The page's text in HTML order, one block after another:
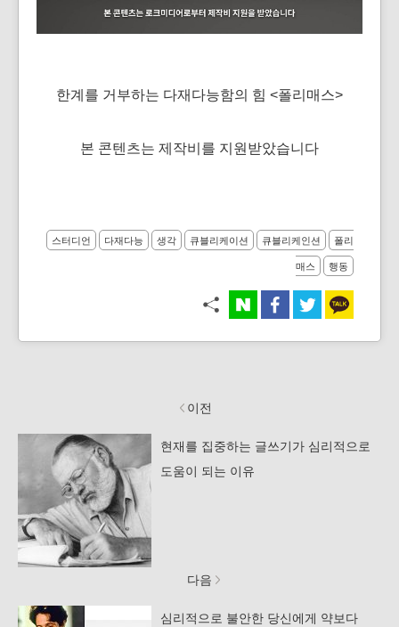
한계를 거부하는 다재다능함의 힘 <폴리매스>
본 콘텐츠는 제작비를 지원받았습니다
스터디언 다재다능 생각 큐블리케이션 큐블리케인션
폴리
매스
행동
이전
현재를 집중하는 글쓰기가 심리적으로
도움이 되는 이유
다음
심리적으로 불안한 당신에게 약보다